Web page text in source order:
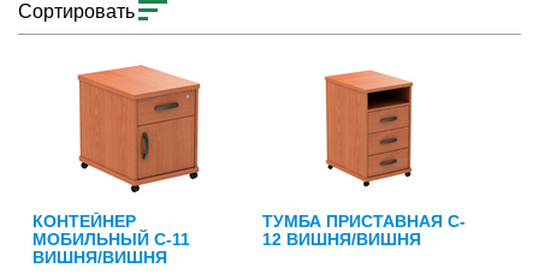
Сортировать
КОНТЕЙНЕР
МОБИЛЬНЫЙ C-11
ВИШНЯ/ВИШНЯ
ТУМБА ПРИСТАВНАЯ C-
12 ВИШНЯ/ВИШНЯ